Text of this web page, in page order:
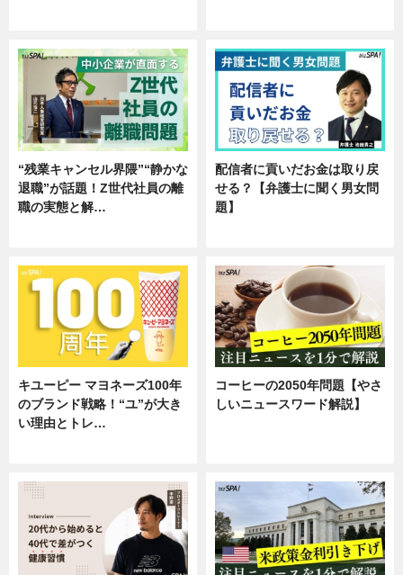
“残業キャンセル界隈”“静かな
退職”が話題！Z世代社員の離
職の実態と解…
配信者に貢いだお金は取り戻
せる？【弁護士に聞く男女問
題】
キユーピー マヨネーズ100年
のブランド戦略！“ユ”が大き
い理由とトレ…
コーヒーの2050年問題【やさ
しいニュースワード解説】